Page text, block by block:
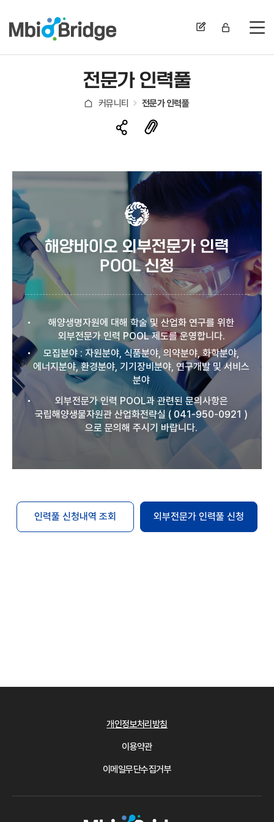
전
전문가 인력풀
커뮤니티 전문가 인력풀
해양바이오 외부전문가 인력
POOL 신청
해양생명자원에 대해 학술 및 산업화 연구를 위한
외부전문가 인력 POOL 제도를 운영합니다.
모집분야 : 자원분야, 식품분야, 의약분야, 화학분야,
에너지분야, 환경분야, 기기장비분야, 연구개발 및 서비스
분야
외부전문가 인력 POOL과 관련된 문의사항은
국립해양생물자원관 산업화전략실 ( 041-950-0921 )
으로 문의해 주시기 바랍니다.
인력풀 신청내역 조회 외부전문가 인력풀 신청
개인정보처리방침
이용약관
이메일무단수집거부